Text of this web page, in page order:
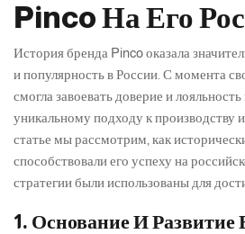
Pinco На Его
История бренда Pinco оказала
и популярность в России. С момента
смогла завоевать доверие и
уникальному подходу к производству
статье мы рассмотрим, как
способствовали его успеху на
стратегии были использованы для
1. Основание И